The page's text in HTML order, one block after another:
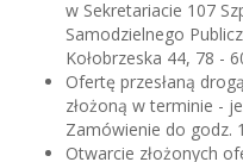
w Sekretariacie 107
Samodzielnego
Kołobrzeska 44, 78 -
Ofertę przesłaną
złożoną w terminie -
Zamówienie do godz.
Otwarcie złożonych